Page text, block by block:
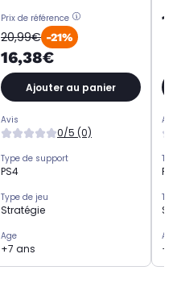
Prix de référence
20,99€ -21%
16,38€
Ajouter au panier
Avis
0/5 (0)
Type de support
PS4
Type de jeu
Stratégie
Age
+7 ans
Age